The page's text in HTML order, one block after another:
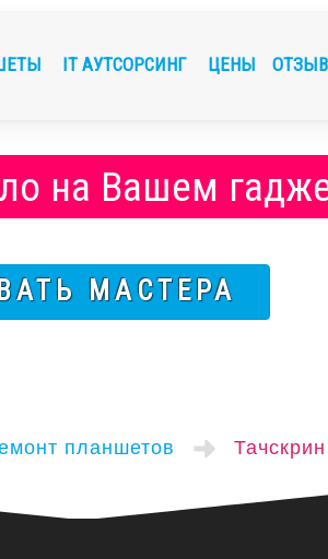
IT АУТСОРСИНГ ЦЕНЫ
на Вашем
МАСТЕРА
планшетов Тачскрин